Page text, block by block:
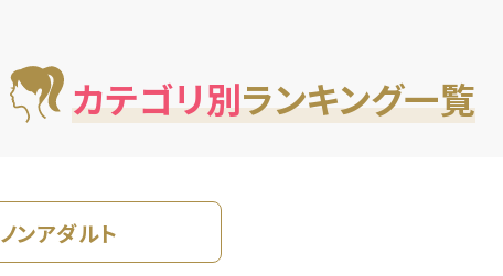
カテゴリ別ランキング一覧
ノンアダルト